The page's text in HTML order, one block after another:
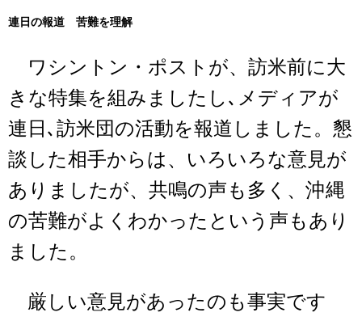
連日の報道 苦難を理解
ワシントン・ポストが、訪米前に大
きな特集を組みましたし､メディアが
連日､訪米団の活動を報道しました。懇
談した相手からは、いろいろな意見が
ありましたが、共鳴の声も多く、沖縄
の苦難がよくわかったという声もあり
ました。
厳しい意見があったのも事実です